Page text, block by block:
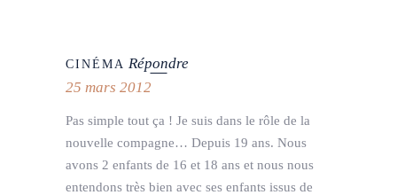
CINÉMA Répondre
25 mars 2012
Pas simple tout ça ! Je suis dans le rôle de la
nouvelle compagne… Depuis 19 ans. Nous
avons 2 enfants de 16 et 18 ans et nous nous
entendons très bien avec ses enfants issus de